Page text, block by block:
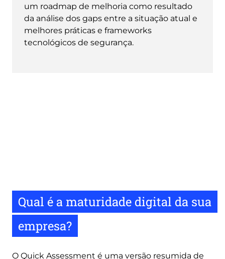
um roadmap de melhoria como resultado
da análise dos gaps entre a situação atual e
melhores práticas e frameworks
tecnológicos de segurança.
Qual é a maturidade digital da sua
empresa?
O Quick Assessment é uma versão resumida de